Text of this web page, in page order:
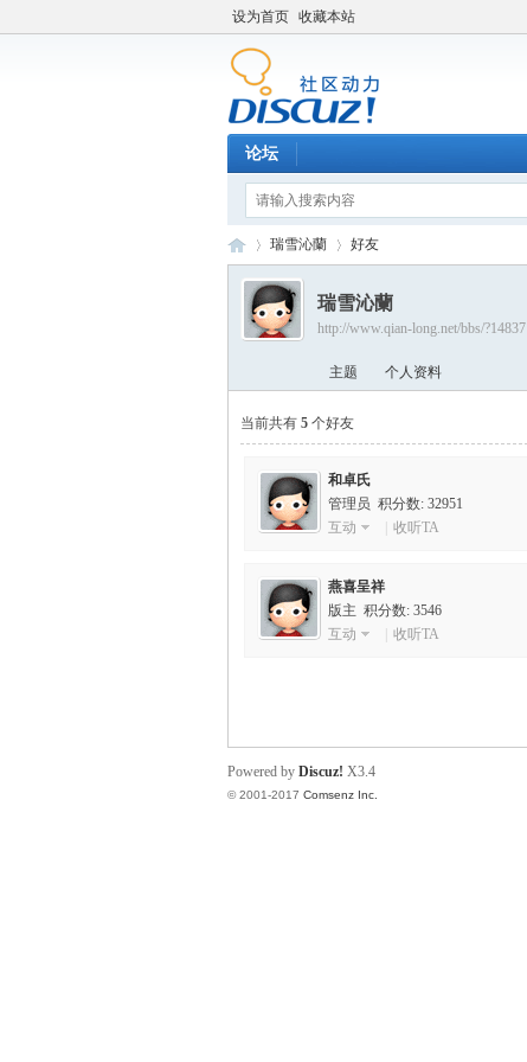
设为首页 收藏本站
论坛
›
瑞雪沁蘭 好友
瑞雪沁蘭
http://www.qian-long.net/bbs/?14837
主题 个人资料
当前共有 5 个好友
和卓氏
管理员 积分数: 32951
互动
收听TA
燕喜呈祥
版主 积分数: 3546
互动
收听TA
Powered by Discuz! X3.4
© 2001-2017 Comsenz Inc.